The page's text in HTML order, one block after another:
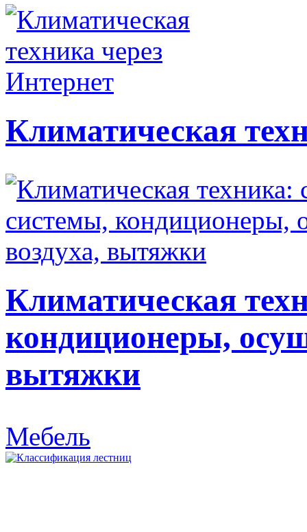
Климатическая
Климатическая
кондиционеры,
вытяжки
Мебель